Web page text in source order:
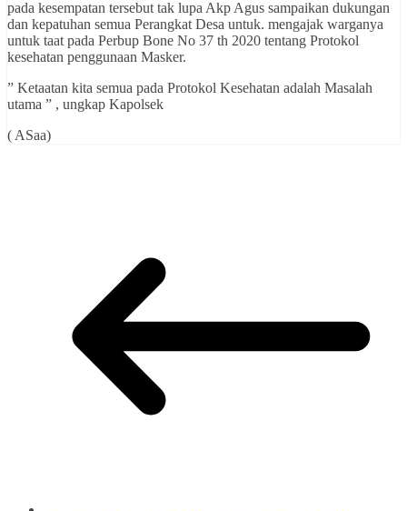
pada kesempatan tersebut tak lupa Akp Agus sampaikan dukungan
dan kepatuhan semua Perangkat Desa untuk. mengajak warganya
untuk taat pada Perbup Bone No 37 th 2020 tentang Protokol
kesehatan penggunaan Masker.
” Ketaatan kita semua pada Protokol Kesehatan adalah Masalah
utama ” , ungkap Kapolsek
( ASaa)